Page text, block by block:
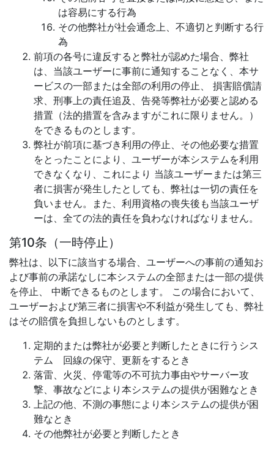
は容易にする行為
その他弊社が社会通念上、不適切と判断する行
為
前項の各号に違反すると弊社が認めた場合、弊社
は、当該ユーザーに事前に通知することなく、本サ
ービスの一部または全部の利用の停止、 損害賠償請
求、刑事上の責任追及、告発等弊社が必要と認める
措置（法的措置を含みますがこれに限りません。）
をできるものとします。
弊社が前項に基づき利用の停止、その他必要な措置
をとったことにより、ユーザーが本システムを利用
できなくなり、これにより 当該ユーザーまたは第三
者に損害が発生したとしても、弊社は一切の責任を
負いません。また、利用資格の喪失後も当該ユーザ
ーは、全ての法的責任を負わなければなりません。
第10条（一時停止）
弊社は、以下に該当する場合、ユーザーへの事前の通知お
よび事前の承諾なしに本システムの全部または一部の提供
を停止、 中断できるものとします。 この場合において、
ユーザーおよび第三者に損害や不利益が発生しても、弊社
はその賠償を負担しないものとします。
定期的または弊社が必要と判断したときに行うシス
テム 回線の保守、更新をするとき
落雷、火災、停電等の不可抗力事由やサーバー攻
撃、事故などにより本システムの提供が困難なとき
上記の他、不測の事態により本システムの提供が困
難なとき
その他弊社が必要と判断したとき